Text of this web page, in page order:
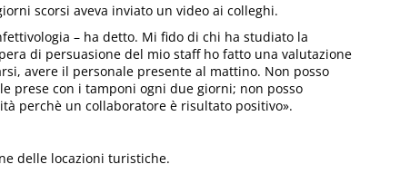
scorsi aveva inviato un video ai colleghi.
– ha detto. Mi fido di chi ha studiato la
di persuasione del mio staff ho fatto una valutazione
avere il personale presente al mattino. Non posso
prese con i tamponi ogni due giorni; non posso
perchè un collaboratore è risultato positivo».
delle locazioni turistiche.